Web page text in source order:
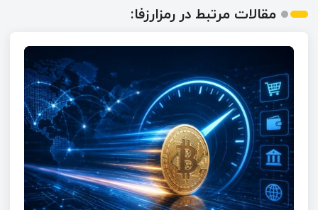
مقالات مرتبط در رمزارزفا: